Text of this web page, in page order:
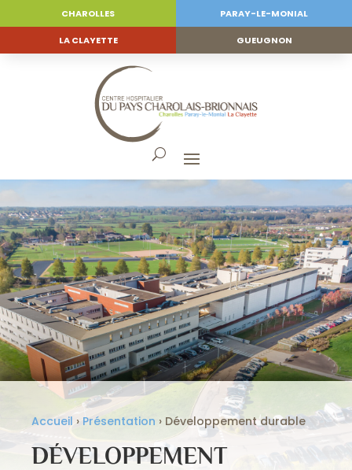
CHAROLLES PARAY-LE-MONIAL
LA CLAYETTE GUEUGNON
Accueil › Présentation › Développement durable
DÉVELOPPEMENT